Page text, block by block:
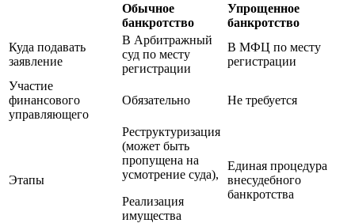
Обычное
банкротство
Упрощенное
банкротство
Куда подавать
заявление
В Арбитражный
суд по месту
регистрации
В МФЦ по месту
регистрации
Участие
финансового
управляющего
Обязательно Не требуется
Этапы
Реструктуризация
(может быть
пропущена на
усмотрение суда),
Реализация
имущества
Единая процедура
внесудебного
банкротства